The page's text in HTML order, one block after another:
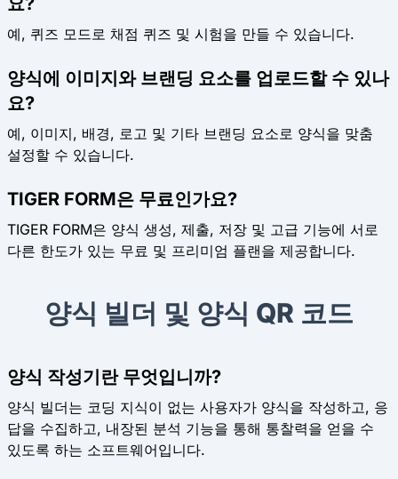
예, 퀴즈 모드로 채점 퀴즈 및 시험을 만들 수 있습니다.
양식에 이미지와 브랜딩 요소를 업로드할 수 있나
요?
예, 이미지, 배경, 로고 및 기타 브랜딩 요소로 양식을 맞춤
설정할 수 있습니다.
TIGER FORM은 무료인가요?
TIGER FORM은 양식 생성, 제출, 저장 및 고급 기능에 서로
다른 한도가 있는 무료 및 프리미엄 플랜을 제공합니다.
양식 빌더 및 양식 QR 코드
양식 작성기란 무엇입니까?
양식 빌더는 코딩 지식이 없는 사용자가 양식을 작성하고, 응
답을 수집하고, 내장된 분석 기능을 통해 통찰력을 얻을 수
있도록 하는 소프트웨어입니다.